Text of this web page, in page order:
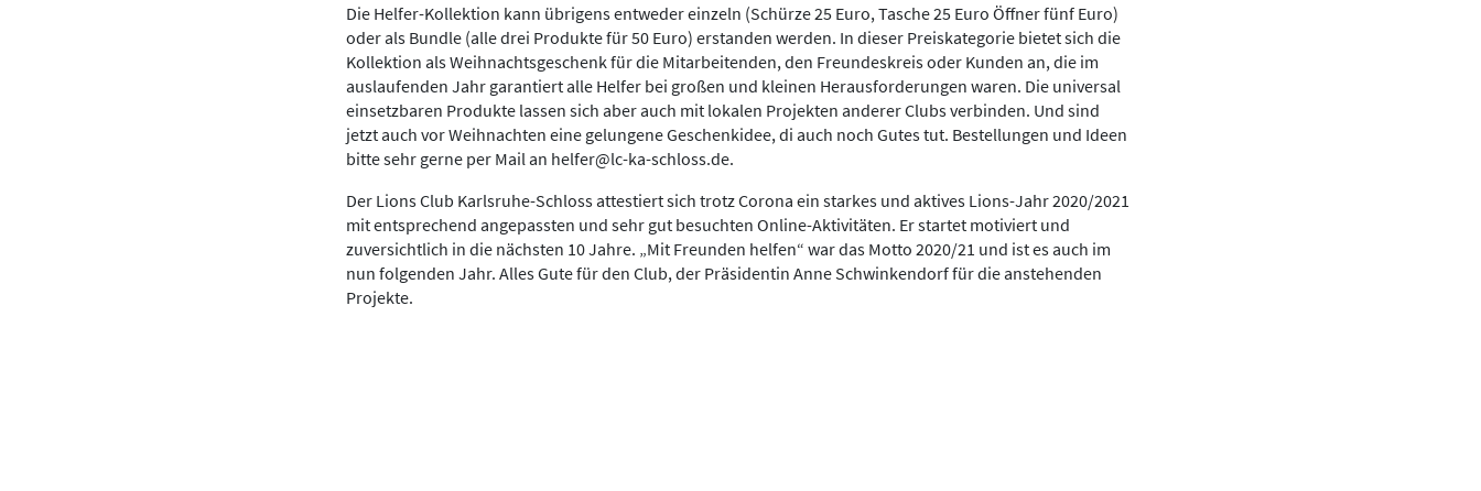
Die Helfer-Kollektion kann übrigens entweder einzeln (Schürze 25 Euro, Tasche 25 Euro Öffner fünf Euro)
oder als Bundle (alle drei Produkte für 50 Euro) erstanden werden. In dieser Preiskategorie bietet sich die
Kollektion als Weihnachtsgeschenk für die Mitarbeitenden, den Freundeskreis oder Kunden an, die im
auslaufenden Jahr garantiert alle Helfer bei großen und kleinen Herausforderungen waren. Die universal
einsetzbaren Produkte lassen sich aber auch mit lokalen Projekten anderer Clubs verbinden. Und sind
jetzt auch vor Weihnachten eine gelungene Geschenkidee, di auch noch Gutes tut. Bestellungen und Ideen
bitte sehr gerne per Mail an helfer@lc-ka-schloss.de.
Der Lions Club Karlsruhe-Schloss attestiert sich trotz Corona ein starkes und aktives Lions-Jahr 2020/2021
mit entsprechend angepassten und sehr gut besuchten Online-Aktivitäten. Er startet motiviert und
zuversichtlich in die nächsten 10 Jahre. „Mit Freunden helfen“ war das Motto 2020/21 und ist es auch im
nun folgenden Jahr. Alles Gute für den Club, der Präsidentin Anne Schwinkendorf für die anstehenden
Projekte.